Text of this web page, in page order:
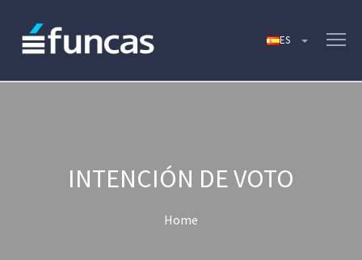
INTENCIÓN DE VOTO
Home